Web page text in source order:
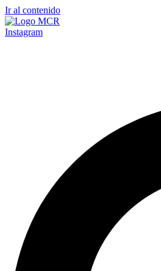
Ir al contenido
Instagram